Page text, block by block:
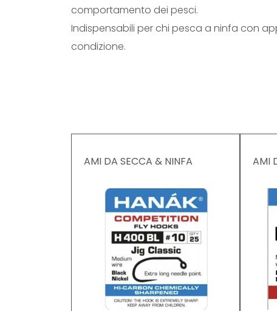
comportamento dei pesci.
Indispensabili per chi pesca a ninfa con
condizione.
AMI DA SECCA & NINFA AMI